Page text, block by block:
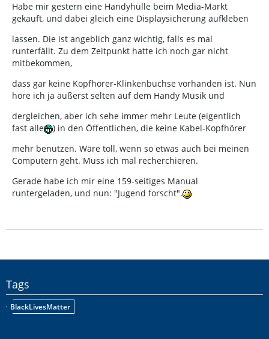
Habe mir gestern eine Handyhülle beim Media-Markt
gekauft, und dabei gleich eine Displaysicherung aufkleben
lassen. Die ist angeblich ganz wichtig, falls es mal
runterfällt. Zu dem Zeitpunkt hatte ich noch gar nicht
mitbekommen,
dass gar keine Kopfhörer-Klinkenbuchse vorhanden ist. Nun
höre ich ja äußerst selten auf dem Handy Musik und
dergleichen, aber ich sehe immer mehr Leute (eigentlich
fast alle
) in den Öffentlichen, die keine Kabel-Kopfhörer
mehr benutzen. Wäre toll, wenn so etwas auch bei meinen
Computern geht. Muss ich mal recherchieren.
Gerade habe ich mir eine 159-seitiges Manual
runtergeladen, und nun: "Jugend forscht".
Tags
BlackLivesMatter